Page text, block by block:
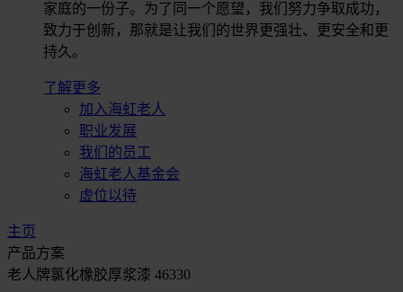
家庭的一份子。为了同一个愿望，我们努力争取成功，
致力于创新，那就是让我们的世界更强壮、更安全和更
持久。
了解更多
加入海虹老人
职业发展
我们的员工
海虹老人基金会
虚位以待
主页
产品方案
老人牌氯化橡胶厚浆漆 46330